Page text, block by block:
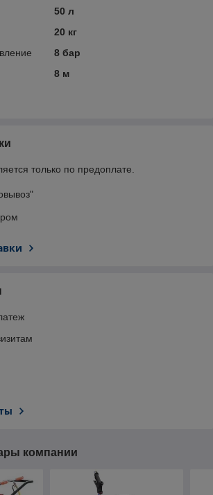
50 л
20 кг
8 бар
8 м
только по предоплате.
компании